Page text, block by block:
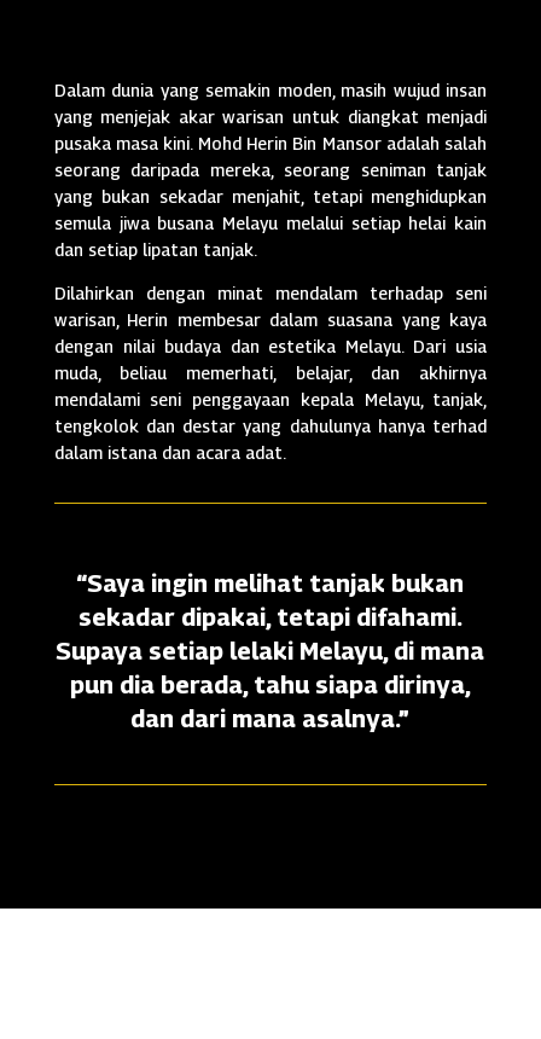
Dalam dunia yang semakin moden, masih wujud insan
yang menjejak akar warisan untuk diangkat menjadi
pusaka masa kini. Mohd Herin Bin Mansor adalah salah
seorang daripada mereka, seorang seniman tanjak
yang bukan sekadar menjahit, tetapi menghidupkan
semula jiwa busana Melayu melalui setiap helai kain
dan setiap lipatan tanjak.
Dilahirkan dengan minat mendalam terhadap seni
warisan, Herin membesar dalam suasana yang kaya
dengan nilai budaya dan estetika Melayu. Dari usia
muda, beliau memerhati, belajar, dan akhirnya
mendalami seni penggayaan kepala Melayu, tanjak,
tengkolok dan destar yang dahulunya hanya terhad
dalam istana dan acara adat.
“Saya ingin melihat tanjak bukan
sekadar dipakai, tetapi difahami.
Supaya setiap lelaki Melayu, di mana
pun dia berada, tahu siapa dirinya,
dan dari mana asalnya.”